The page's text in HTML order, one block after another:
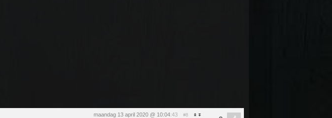
maandag 13 april 2020 @ 10:04:43 #8